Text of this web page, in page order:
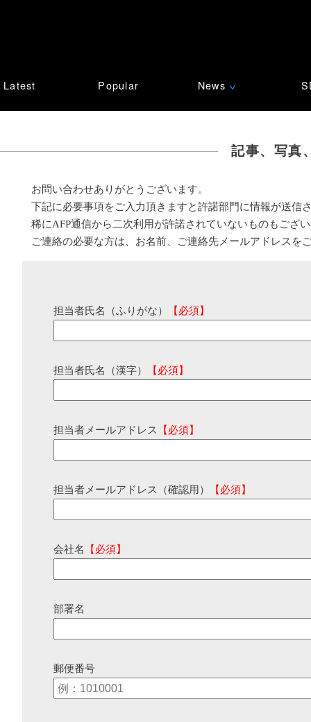
Latest Popular News ∨
記事、写真
お問い合わせありがとうございます。
下記に必要事項をご入力頂きますと許諾部門に情報が送信
稀にAFP通信から二次利用が許諾されていないものもござ
ご連絡の必要な方は、お名前、ご連絡先メールアドレスを
担当者氏名（ふりがな） 【必須】
担当者氏名（漢字） 【必須】
担当者メールアドレス 【必須】
担当者メールアドレス（確認用） 【必須】
会社名 【必須】
部署名
郵便番号